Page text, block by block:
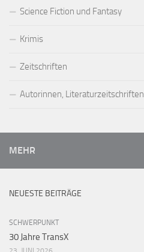
Science Fiction und Fantasy
Krimis
Zeitschriften
Autorinnen, Literaturzeitschriften
MEHR
NEUESTE BEITRÄGE
SCHWERPUNKT
30 Jahre TransX